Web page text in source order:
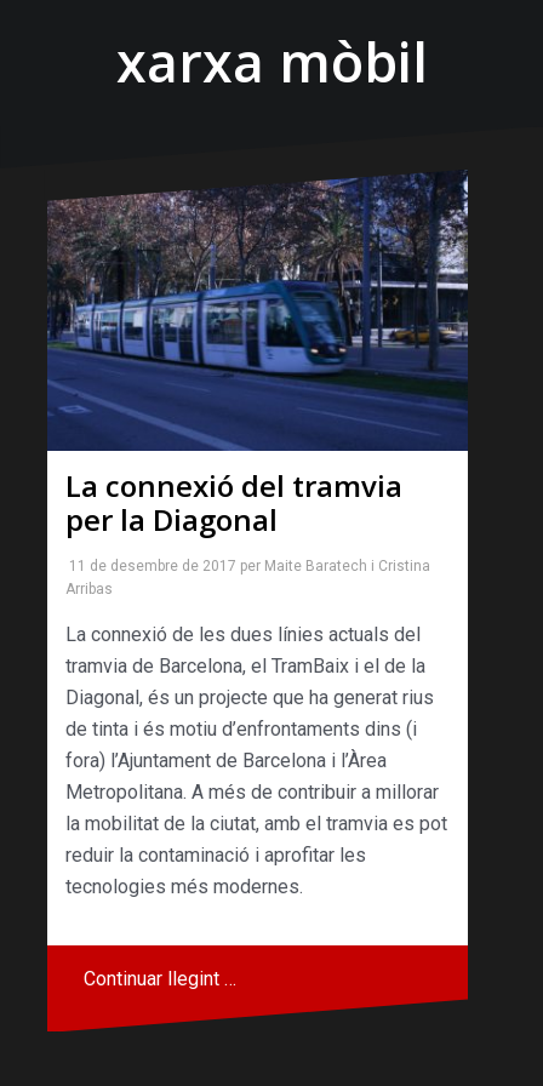
xarxa mòbil
La connexió del tramvia
per la Diagonal
11 de desembre de 2017 per Maite Baratech i Cristina
Arribas
La connexió de les dues línies actuals del
tramvia de Barcelona, el TramBaix i el de la
Diagonal, és un projecte que ha generat rius
de tinta i és motiu d’enfrontaments dins (i
fora) l’Ajuntament de Barcelona i l’Àrea
Metropolitana. A més de contribuir a millorar
la mobilitat de la ciutat, amb el tramvia es pot
reduir la contaminació i aprofitar les
tecnologies més modernes.
Continuar llegint …